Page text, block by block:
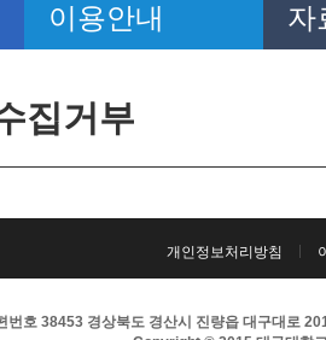
이용안내 자
집거부
개인정보처리방침
번호 38453 경상북도 경산시 진량읍 대구대로